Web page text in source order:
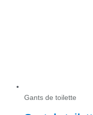
Gants de toilette